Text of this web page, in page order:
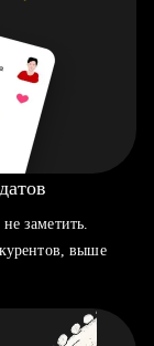
заметить.
выше